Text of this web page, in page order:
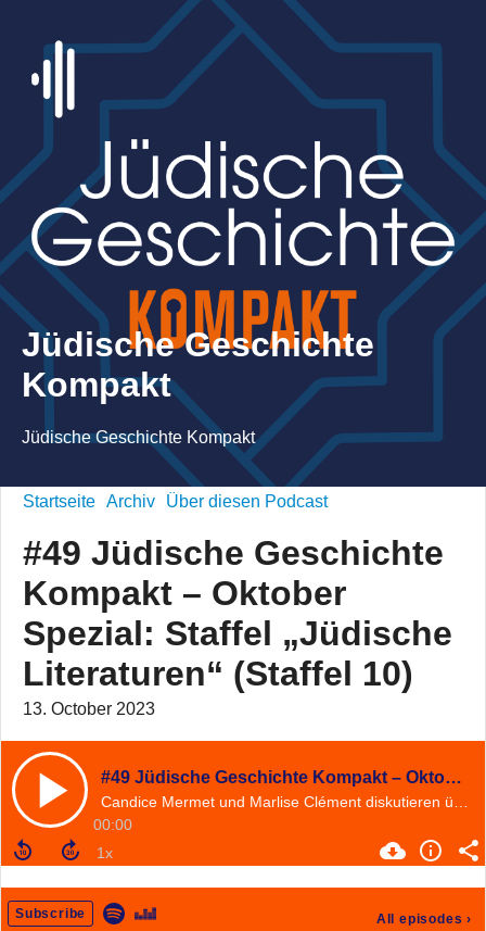
Jüdische Geschichte
Kompakt
Jüdische Geschichte Kompakt
Startseite Archiv Über diesen Podcast
#49 Jüdische Geschichte
Kompakt – Oktober
Spezial: Staffel „Jüdische
Literaturen“ (Staffel 10)
13. October 2023
#49 Jüdische Geschichte Kompakt – Oktober Spezial: Staffel „Jüdische Literaturen“ (Staffel 10)
00:00
Subscribe All episodes ›